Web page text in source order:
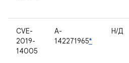
CVE-
2019-
14005
A-
142271965*
Н/Д